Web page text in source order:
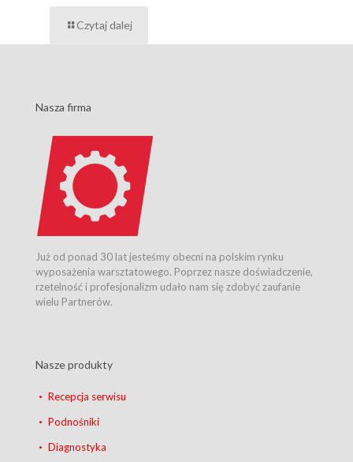
Czytaj dalej
Nasza firma
Już od ponad 30 lat jesteśmy obecni na polskim rynku
wyposażenia warsztatowego. Poprzez nasze doświadczenie,
rzetelność i profesjonalizm udało nam się zdobyć zaufanie
wielu Partnerów.
Nasze produkty
Recepcja serwisu
Podnośniki
Diagnostyka